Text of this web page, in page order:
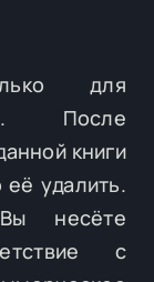
для
После
книги
удалить.
несёте
с